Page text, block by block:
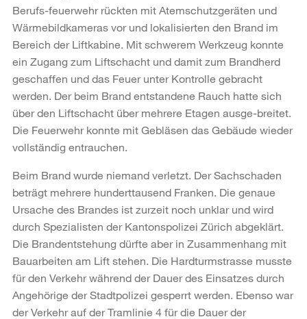
Berufs-feuerwehr rückten mit Atemschutzgeräten und
Wärmebildkameras vor und lokalisierten den Brand im
Bereich der Liftkabine. Mit schwerem Werkzeug konnte
ein Zugang zum Liftschacht und damit zum Brandherd
geschaffen und das Feuer unter Kontrolle gebracht
werden. Der beim Brand entstandene Rauch hatte sich
über den Liftschacht über mehrere Etagen ausge-breitet.
Die Feuerwehr konnte mit Gebläsen das Gebäude wieder
vollständig entrauchen.
Beim Brand wurde niemand verletzt. Der Sachschaden
beträgt mehrere hunderttausend Franken. Die genaue
Ursache des Brandes ist zurzeit noch unklar und wird
durch Spezialisten der Kantonspolizei Zürich abgeklärt.
Die Brandentstehung dürfte aber in Zusammenhang mit
Bauarbeiten am Lift stehen. Die Hardturmstrasse musste
für den Verkehr während der Dauer des Einsatzes durch
Angehörige der Stadtpolizei gesperrt werden. Ebenso war
der Verkehr auf der Tramlinie 4 für die Dauer der